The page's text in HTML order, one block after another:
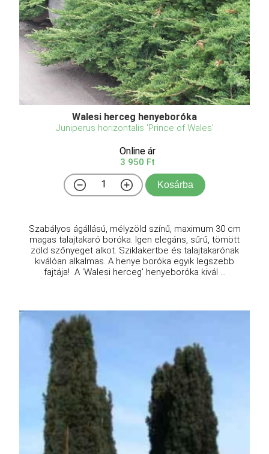
Walesi herceg henyeboróka
Juniperus horizontalis 'Prince of Wales'
Online ár
3 950 Ft
Kosárba
Szabályos ágállású, mélyzöld színű, maximum 30 cm
magas talajtakaró boróka. Igen elegáns, sűrű, tömött
zöld szőnyeget alkot. Sziklakertbe és talajtakarónak
kiválóan alkalmas. A henye boróka egyik legszebb
fajtája! A 'Walesi herceg' henyeboróka kivál ...